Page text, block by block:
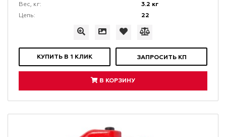
Вес, кг: 3.2 кг
Цепь: 22
КУПИТЬ В 1 КЛИК ЗАПРОСИТЬ КП
В КОРЗИНУ